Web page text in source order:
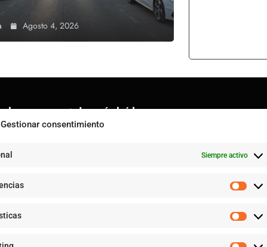
Gestionar consentimiento
Siempre activo
Agosto 4, 2026
Lo más leído
Jujutsu Kaisen: El Shōnen que decidió evolucionar
Controversia en Sevilla por la construcción de la
Historias de la Calle 17: Un recorrido por las
Pamela Anderson, ícono de los 90, regresa a la